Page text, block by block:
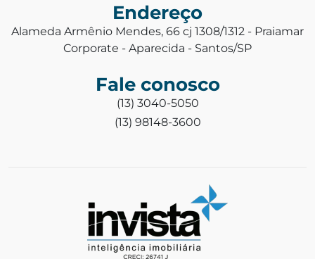
Endereço
Alameda Armênio Mendes, 66 cj 1308/1312 - Praiamar
Corporate - Aparecida - Santos/SP
Fale conosco
(13) 3040-5050
(13) 98148-3600